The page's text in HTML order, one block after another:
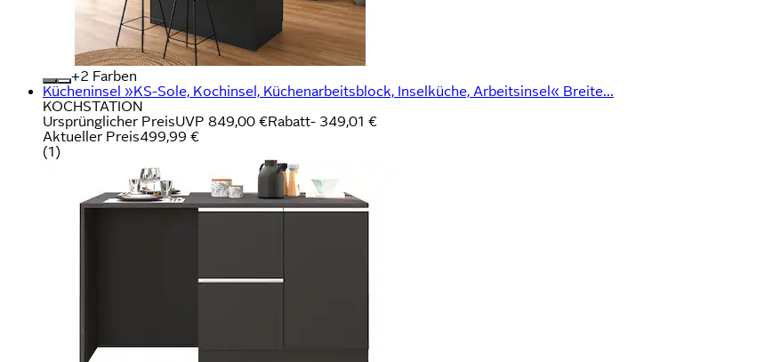
+
Farben
Kücheninsel »KS-Sole, Kochinsel, Küchenarbeitsblock, Inselküche, Arbeitsinsel« Breite...
KOCHSTATION
Ursprünglicher PreisUVP 849,00 €Rabatt- 349,01 €
Aktueller Preis499,99 €
(1)